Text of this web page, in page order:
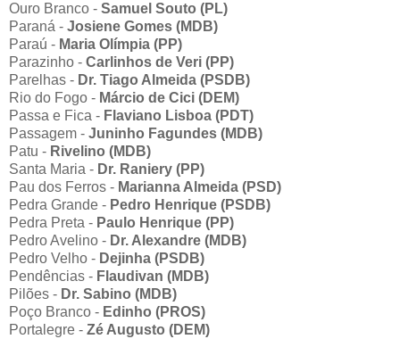
Ouro Branco - Samuel Souto (PL)
Paraná - Josiene Gomes (MDB)
Paraú - Maria Olímpia (PP)
Parazinho - Carlinhos de Veri (PP)
Parelhas - Dr. Tiago Almeida (PSDB)
Rio do Fogo - Márcio de Cici (DEM)
Passa e Fica - Flaviano Lisboa (PDT)
Passagem - Juninho Fagundes (MDB)
Patu - Rivelino (MDB)
Santa Maria - Dr. Raniery (PP)
Pau dos Ferros - Marianna Almeida (PSD)
Pedra Grande - Pedro Henrique (PSDB)
Pedra Preta - Paulo Henrique (PP)
Pedro Avelino - Dr. Alexandre (MDB)
Pedro Velho - Dejinha (PSDB)
Pendências - Flaudivan (MDB)
Pilões - Dr. Sabino (MDB)
Poço Branco - Edinho (PROS)
Portalegre - Zé Augusto (DEM)